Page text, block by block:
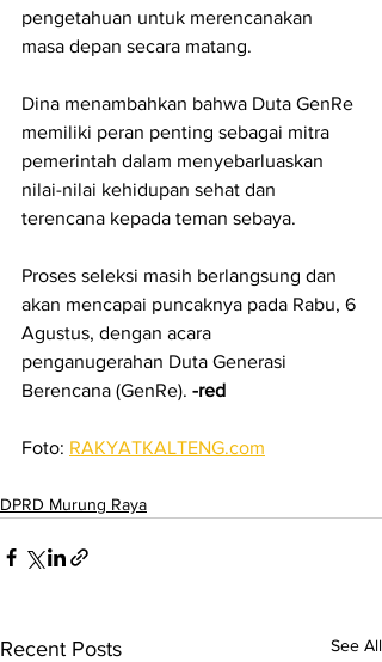
pengetahuan untuk merencanakan
masa depan secara matang.
Dina menambahkan bahwa Duta GenRe
memiliki peran penting sebagai mitra
pemerintah dalam menyebarluaskan
nilai-nilai kehidupan sehat dan
terencana kepada teman sebaya.
Proses seleksi masih berlangsung dan
akan mencapai puncaknya pada Rabu, 6
Agustus, dengan acara
penganugerahan Duta Generasi
Berencana (GenRe). -red
Foto: RAKYATKALTENG.com
DPRD Murung Raya
Recent Posts See All